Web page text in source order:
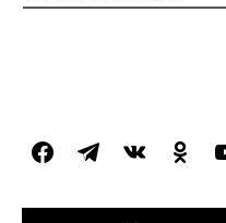
facebooktelegramvkontakte